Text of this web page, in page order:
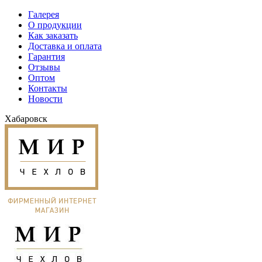
Галерея
О продукции
Как заказать
Доставка и оплата
Гарантия
Отзывы
Оптом
Контакты
Новости
Хабаровск